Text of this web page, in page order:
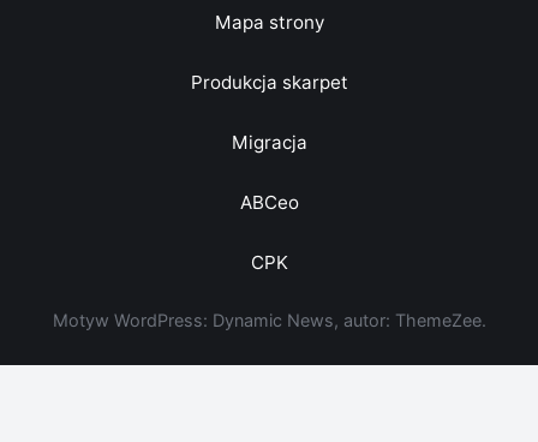
Mapa strony
Produkcja skarpet
Migracja
ABCeo
CPK
Motyw WordPress: Dynamic News, autor: ThemeZee.